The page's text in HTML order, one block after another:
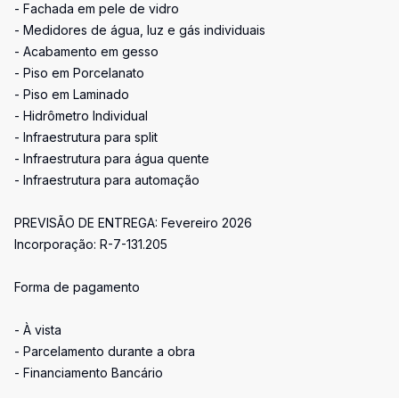
- Fachada em pele de vidro
- Medidores de água, luz e gás individuais
- Acabamento em gesso
- Piso em Porcelanato
- Piso em Laminado
- Hidrômetro Individual
- Infraestrutura para split
- Infraestrutura para água quente
- Infraestrutura para automação
PREVISÃO DE ENTREGA: Fevereiro 2026
Incorporação: R-7-131.205
Forma de pagamento
- À vista
- Parcelamento durante a obra
- Financiamento Bancário